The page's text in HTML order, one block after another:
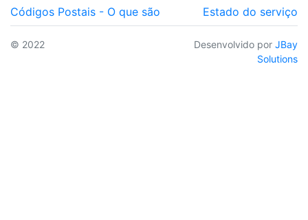
Códigos Postais - O que são Estado do serviço
© 2022 Desenvolvido por JBay
Solutions